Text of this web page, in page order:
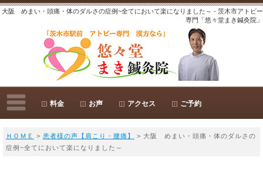
大阪 めまい・頭痛・体のダルさの症例~全てにおいて楽になりました～ - 茨木市アトピー
専門「悠々堂まき鍼灸院」
料金 お声 アクセス ご予約
ＨＯＭＥ > 患者様の声【肩こり・腰痛】
> 大阪 めまい・頭痛・体のダルさの
症例~全てにおいて楽になりました～